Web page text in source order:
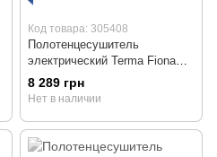
Код товара: 305408
Полотенцесушитель
электрический Terma Fiona
900x430
(WLFIN090043/9016/MOA)
8 289 грн
Нет в наличии